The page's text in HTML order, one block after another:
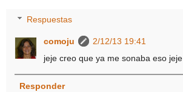
Respuestas
comoju
2/12/13 19:41
jeje creo que ya me sonaba eso jeje
Responder